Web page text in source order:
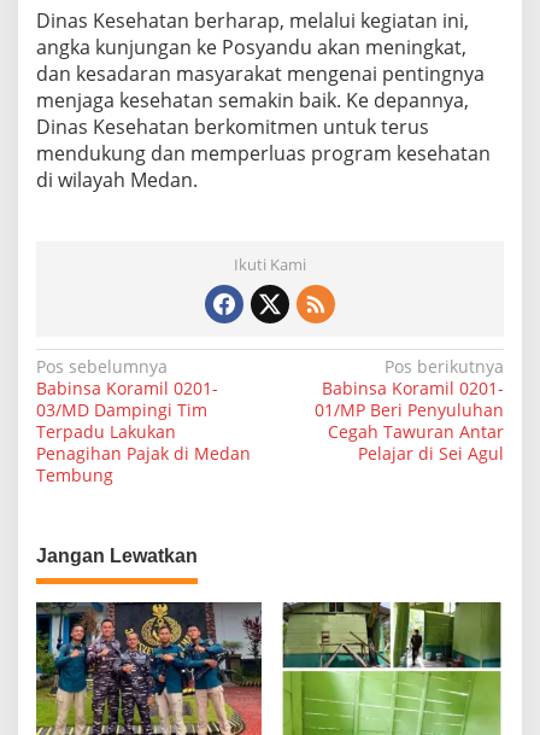
i
h
T
i
m
u
r
I
Dinas Kesehatan berharap, melalui kegiatan ini,
angka kunjungan ke Posyandu akan meningkat,
dan kesadaran masyarakat mengenai pentingnya
menjaga kesehatan semakin baik. Ke depannya,
Dinas Kesehatan berkomitmen untuk terus
mendukung dan memperluas program kesehatan
di wilayah Medan.
Ikuti Kami
N
a
v
i
a
s
i
p
o
s
Pos sebelumnya
Babinsa Koramil 0201-
03/MD Dampingi Tim
Terpadu Lakukan
Penagihan Pajak di Medan
Tembung
Pos berikutnya
Babinsa Koramil 0201-
01/MP Beri Penyuluhan
Cegah Tawuran Antar
Pelajar di Sei Agul
Jangan Lewatkan